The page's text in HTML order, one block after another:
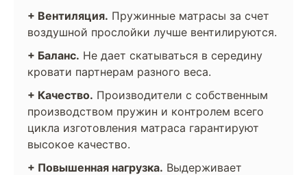
+ Вентиляция. Пружинные матрасы за счет
воздушной прослойки лучше вентилируются.
+ Баланс. Не дает скатываться в середину
кровати партнерам разного веса.
+ Качество. Производители с собственным
производством пружин и контролем всего
цикла изготовления матраса гарантируют
высокое качество.
+ Повышенная нагрузка. Выдерживает